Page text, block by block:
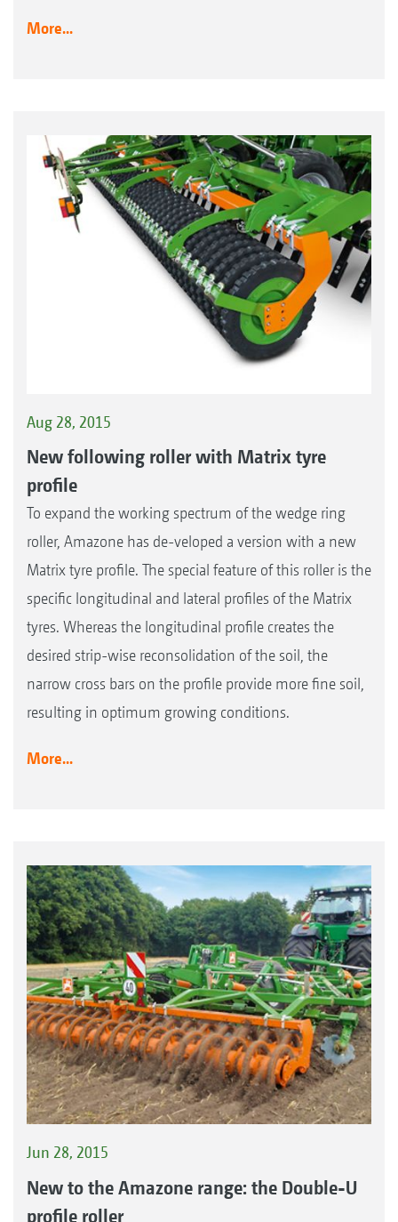
More...
Aug 28, 2015
New following roller with Matrix tyre
profile
To expand the working spectrum of the wedge ring
roller, Amazone has de-veloped a version with a new
Matrix tyre profile. The special feature of this roller is the
specific longitudinal and lateral profiles of the Matrix
tyres. Whereas the longitudinal profile creates the
desired strip-wise reconsolidation of the soil, the
narrow cross bars on the profile provide more fine soil,
resulting in optimum growing conditions.
More...
Jun 28, 2015
New to the Amazone range: the Double-U
profile roller